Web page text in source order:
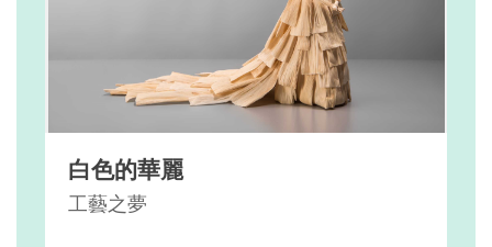
白色的華麗
工藝之夢